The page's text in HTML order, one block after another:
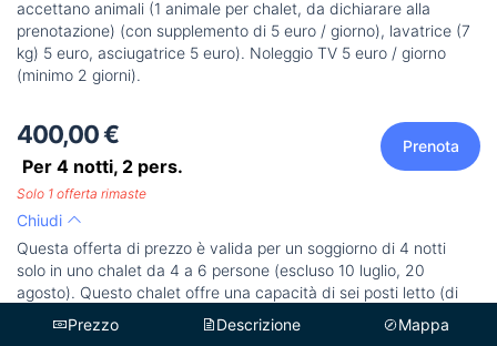
Prezzo Descrizione Mappa
accettano animali (1 animale per chalet, da dichiarare alla
prenotazione) (con supplemento di 5 euro / giorno), lavatrice (7
kg) 5 euro, asciugatrice 5 euro). Noleggio TV 5 euro / giorno
(minimo 2 giorni).
400,00 €
Per 4 notti, 2 pers.
Prenota
Solo 1 offerta rimaste
Chiudi
Questa offerta di prezzo è valida per un soggiorno di 4 notti
solo in uno chalet da 4 a 6 persone (escluso 10 luglio, 20
agosto). Questo chalet offre una capacità di sei posti letto (di
cui 2 letti per soggiorni brevi nel divano letto per 2 persone),
in 1 alloggio individuale di cui 2 camere da letto, 1 soggiorno,